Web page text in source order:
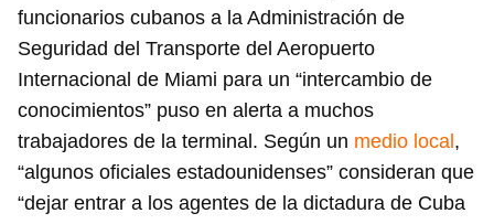
funcionarios cubanos a la Administración de
Seguridad del Transporte del Aeropuerto
Internacional de Miami para un “intercambio de
conocimientos” puso en alerta a muchos
trabajadores de la terminal. Según un medio local ,
“algunos oficiales estadounidenses” consideran que
“dejar entrar a los agentes de la dictadura de Cuba